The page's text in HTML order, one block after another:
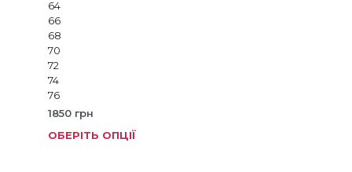
64
66
68
70
72
74
76
1850 грн
ОБЕРІТЬ ОПЦІЇ